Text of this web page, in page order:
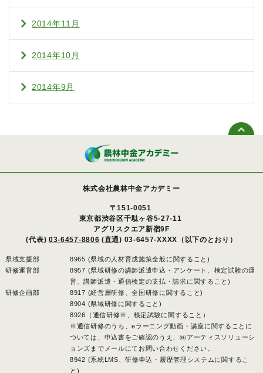
2014年11月
2014年10月
2014年9月
株式会社農林中金アカデミー
〒151-0051
東京都渋谷区千駄ヶ谷5-27-11
アグリスクエア新宿9F
(代表) 03-6457-8806 (直通) 03-6457-XXXX（以下のとおり）
県域支援部
8965 (県域の人材育成施策全般に関すること)
研修運営部
8957 (県域研修の講師派遣申込・アンケート、検定試験の運
営、講師派遣・通信検定の支払・請求に関すること)
研修企画部
8917 (経営層研修、全国研修に関すること)
8904 (県域研修に関すること)
8926（通信研修※、検定試験に関すること）
※通信研修のうち、eラーニング動画・講座に関することに
ついては、申込書をご確認のうえ、㈱アーティスソリューシ
ョンズまでメールにてお問い合わせください。
8942 (系統LMS、研修申込・履歴管理システムに関するこ
と)